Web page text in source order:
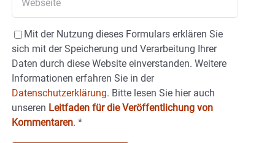
Mit der Nutzung dieses Formulars erklären Sie
sich mit der Speicherung und Verarbeitung Ihrer
Daten durch diese Website einverstanden. Weitere
Informationen erfahren Sie in der
Datenschutzerklärung. Bitte lesen Sie hier auch
unseren Leitfaden für die Veröffentlichung von
Kommentaren. *